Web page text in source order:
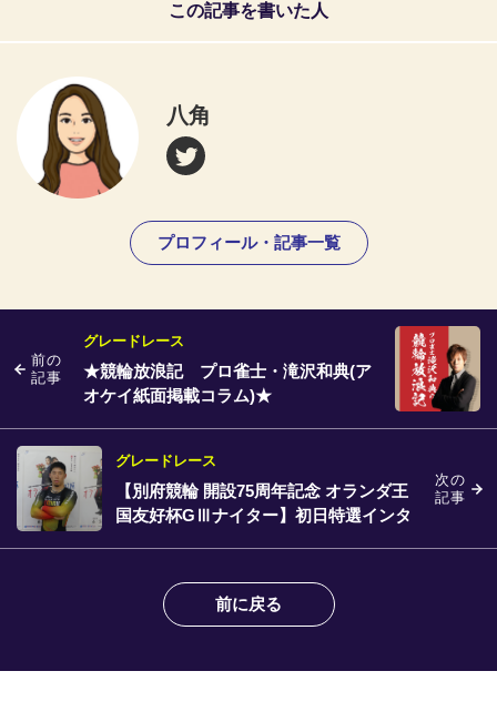
この記事を書いた人
八角
プロフィール・記事一覧
前の
記事
グレードレース
★競輪放浪記 プロ雀士・滝沢和典(ア
オケイ紙面掲載コラム)★
次の
記事
グレードレース
【別府競輪 開設75周年記念 オランダ王
国友好杯GⅢナイター】初日特選インタ
前に戻る